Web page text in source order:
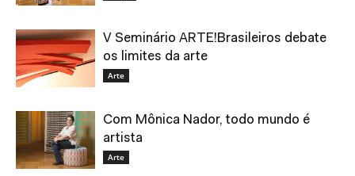
V Seminário ARTE!Brasileiros debate
os limites da arte
Arte
Com Mônica Nador, todo mundo é
artista
Arte